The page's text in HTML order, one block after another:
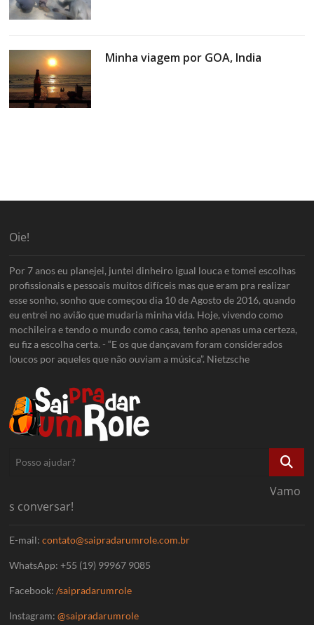
Minha viagem por GOA, India
Oie!
Por 7 anos eu planejei, juntei dinheiro igual louca e tomei escolhas
profissionais e pessoais muitos difíceis mas que eram pra realizar
esse sonho, sonho que começou dia 10 de Agosto de 2016, quando
eu entrei no avião que mudaria minha vida. Hoje, vivendo como
mochileira e tendo o mundo como casa, tenho apenas uma certeza,
eu fiz a escolha certa. - “E os que dançavam foram considerados
loucos por aqueles que não ouviam a música”. Nietzsche
Posso
ajudar?
Vamo
s conversar!
E-mail:contato@saipradarumrole.com.br
WhatsApp: +55 (19) 99967 9085
Facebook:/saipradarumrole
Instagram:@saipradarumrole